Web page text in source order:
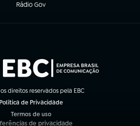
Rádio Gov
(abre em nova aba)
direitos reservados pela EBC
Política de Privacidade
Termos de uso
(abre em nova aba)
de privacidade